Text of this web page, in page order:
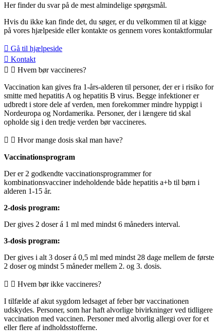
Her finder du svar på de mest almindelige spørgsmål.
Hvis du ikke kan finde det, du søger, er du velkommen til at kigge
på vores hjælpeside eller kontakte os gennem vores kontaktformular
Gå til hjælpeside
Kontakt
Hvem bør vaccineres?
Vaccination kan gives fra 1-års-alderen til personer, der er i risiko for
smitte med hepatitis A og hepatitis B virus. Begge infektioner er
udbredt i store dele af verden, men forekommer mindre hyppigt i
Nordeuropa og Nordamerika. Personer, der i længere tid skal
opholde sig i den tredje verden bør vaccineres.
Hvor mange dosis skal man have?
Vaccinationsprogram
Der er 2 godkendte vaccinationsprogrammer for
kombinationsvacciner indeholdende både hepatitis a+b til børn i
alderen 1-15 år.
2-dosis program:
Der gives 2 doser á 1 ml med mindst 6 måneders interval.
3-dosis program:
Der gives i alt 3 doser á 0,5 ml med mindst 28 dage mellem de første
2 doser og mindst 5 måneder mellem 2. og 3. dosis.
Hvem bør ikke vaccineres?
I tilfælde af akut sygdom ledsaget af feber bør vaccinationen
udskydes. Personer, som har haft alvorlige bivirkninger ved tidligere
vaccination med vaccinen. Personer med alvorlig allergi over for et
eller flere af indholdsstofferne.